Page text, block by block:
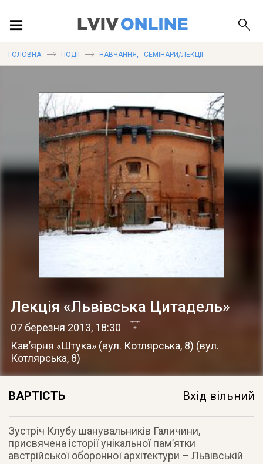
ПУБЛІКАЦІЇ
ДОВІДКА
ГОЛОВНА ПОДІЇ НАВЧАННЯ, СЕМІНАРИ/ЛЕКЦІЇ
Лекція «Львівська Цитадель»
07 березня 2013, 18:30
Кав’ярня «Штука» (вул. Котлярська, 8) (вул.
Котлярська, 8)
ВАРТІСТЬ Вхід вільний
Зустріч Клубу шанувальників Галичини,
присвячена історії унікальної пам’ятки
австрійської оборонної архітектури – Львівській